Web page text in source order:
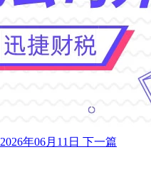
2026年06月11日 下一篇